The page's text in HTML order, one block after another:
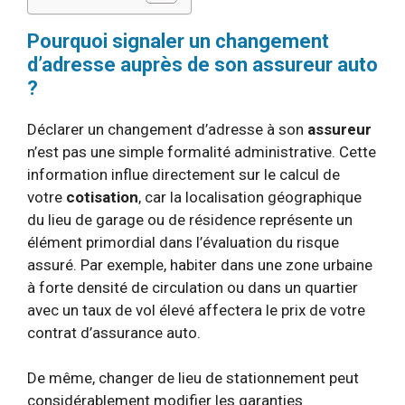
Pourquoi signaler un changement
d’adresse auprès de son assureur auto
?
Déclarer un changement d’adresse à son assureur
n’est pas une simple formalité administrative. Cette
information influe directement sur le calcul de
votre cotisation, car la localisation géographique
du lieu de garage ou de résidence représente un
élément primordial dans l’évaluation du risque
assuré. Par exemple, habiter dans une zone urbaine
à forte densité de circulation ou dans un quartier
avec un taux de vol élevé affectera le prix de votre
contrat d’assurance auto.
De même, changer de lieu de stationnement peut
considérablement modifier les garanties